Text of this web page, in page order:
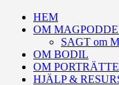
HEM
OM
SAGT om
OM BODIL
OM
HJÄLP &